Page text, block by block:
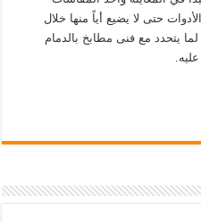
حتى لا يضيع أياً منها خلال
يتحدد مع فنى مطابخ بالدمام